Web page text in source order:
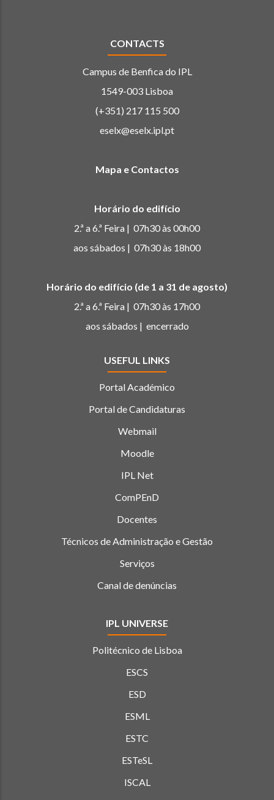
CONTACTS
Campus de Benfica do IPL
1549-003 Lisboa
(+351) 217 115 500
eselx@eselx.ipl.pt
Mapa e Contactos
Horário do edifício
2.ª a 6.ª Feira | 07h30 às 00h00
aos sábados | 07h30 às 18h00
Horário do edifício (de 1 a 31 de agosto)
2.ª a 6.ª Feira | 07h30 às 17h00
aos sábados | encerrado
USEFUL LINKS
Portal Académico
Portal de Candidaturas
Webmail
Moodle
IPL Net
ComPEnD
Docentes
Técnicos de Administração e Gestão
Serviços
Canal de denúncias
IPL UNIVERSE
Politécnico de Lisboa
ESCS
ESD
ESML
ESTC
ESTeSL
ISCAL